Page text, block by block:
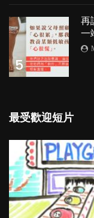
5
再
一
最受歡迎短片